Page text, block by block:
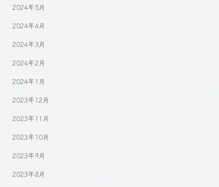
2024年5月
2024年4月
2024年3月
2024年2月
2024年1月
2023年12月
2023年11月
2023年10月
2023年9月
2023年8月